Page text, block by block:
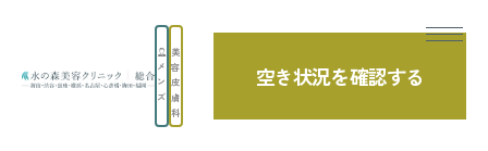
メ
ン
ズ
美
容
皮
膚
科
空き状況を確認する
TOP 症例写真 フェイスリフト